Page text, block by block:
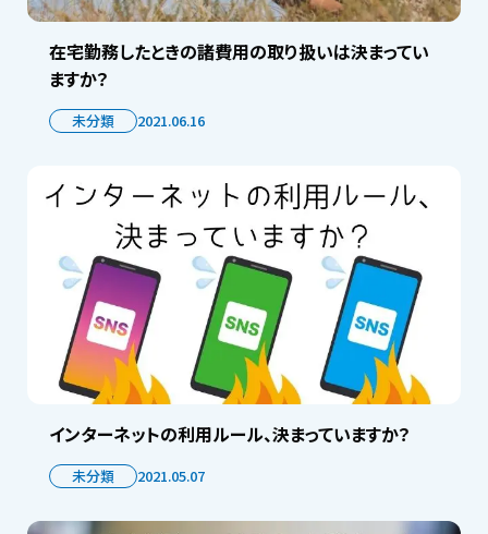
在宅勤務したときの諸費用の取り扱いは決まってい
ますか？
未分類 2021.06.16
インターネットの利用ルール、決まっていますか？
未分類 2021.05.07